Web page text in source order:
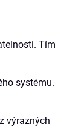
Tím
systému.
výrazných